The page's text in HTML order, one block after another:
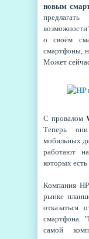
новым
о своём
смартфоны,
Может
С провалом
Теперь
мобильных
работают
которых
Компания
рынке
отказаться
смартфона.
самой